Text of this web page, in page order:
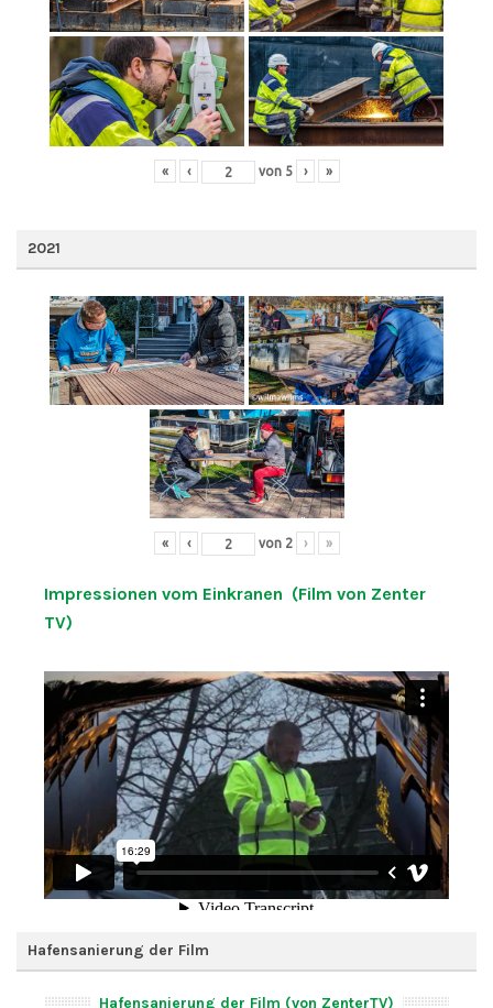
« ‹ von 5 › »
2021
« ‹ von 2 › »
Impressionen vom Einkranen (Film von Zenter
TV)
Hafensanierung der Film
Hafensanierung der Film (von ZenterTV)